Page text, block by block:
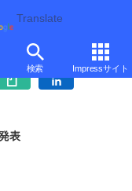
Translate
検索 Impressサイト
トップ型のChromebox
表